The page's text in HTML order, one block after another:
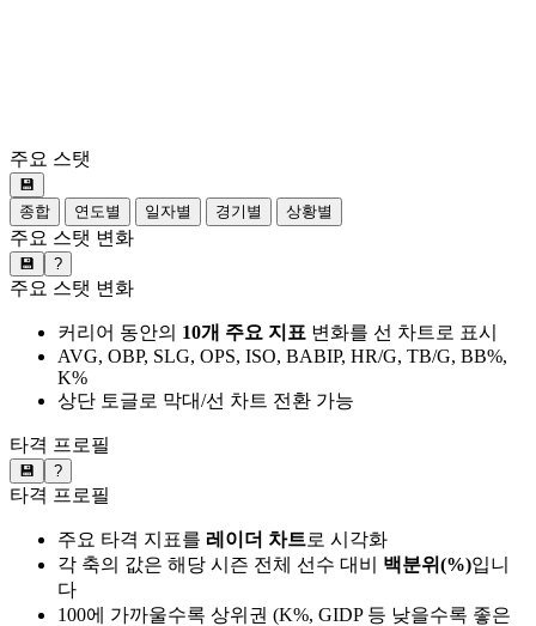
주요 스탯
💾
종합
연도별 일자별 경기별 상황별
주요 스탯 변화
💾 ?
주요 스탯 변화
커리어 동안의 10개 주요 지표 변화를 선 차트로 표시
AVG, OBP, SLG, OPS, ISO, BABIP, HR/G, TB/G, BB%,
K%
상단 토글로 막대/선 차트 전환 가능
타격 프로필
💾 ?
타격 프로필
주요 타격 지표를 레이더 차트로 시각화
각 축의 값은 해당 시즌 전체 선수 대비 백분위(%)입니
다
100에 가까울수록 상위권 (K%, GIDP 등 낮을수록 좋은